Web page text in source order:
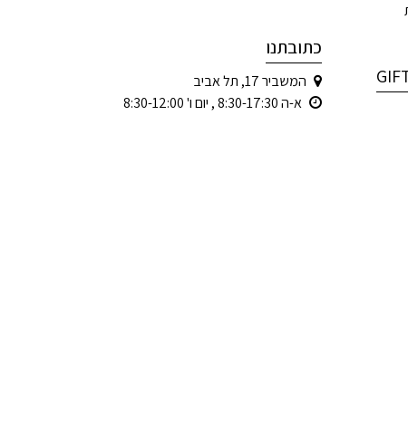
כתובתנו
המשביר 17, תל אביב
א-ה 8:30-17:30 , יום ו' 8:30-12:00